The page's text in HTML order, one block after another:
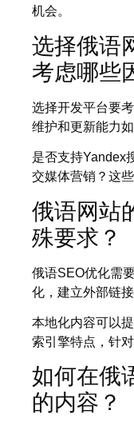
机会。
选择俄语
考虑哪些
选择开发平台要
维护和更新能力如
是否支持Yandex
交媒体营销？这些
俄语网站
殊要求？
俄语SEO优化需
化，建立外部链接
本地化内容可以
索引擎特点，针
如何在俄
的内容？